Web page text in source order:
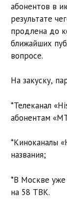
абонентов в
результате
продлена до
ближайших
вопросе.
На закуску,
*Телеканал
абонентам
*Киноканалы
названия;
*В Москве уже
на 58 ТВК.